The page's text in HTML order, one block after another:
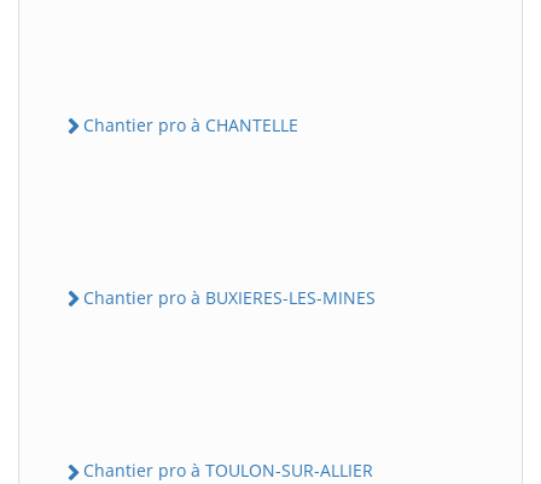
Chantier pro à CHANTELLE
Chantier pro à BUXIERES-LES-MINES
Chantier pro à TOULON-SUR-ALLIER